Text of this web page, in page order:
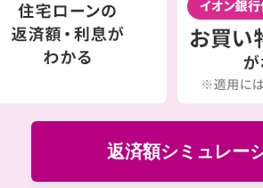
返済額シミュレー